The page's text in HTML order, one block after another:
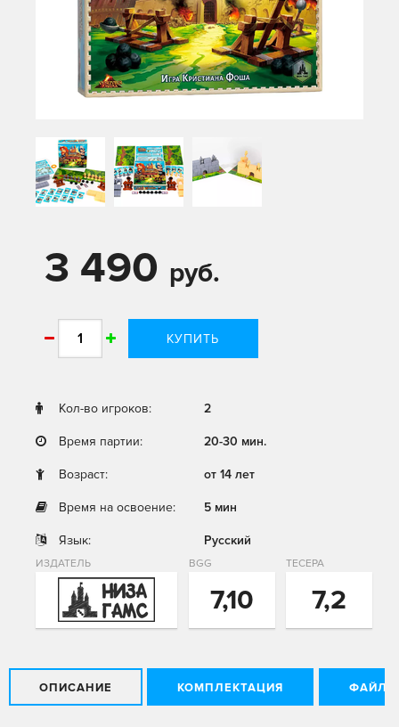
3 490 руб.
КУПИТЬ
Кол-во игроков: 2
Время партии: 20-30 мин.
Возраст: от 14 лет
Время на освоение: 5 мин
Язык: Русский
ИЗДАТЕЛЬ BGG
7,10
ТЕСЕРА
7,2
ОПИСАНИЕ КОМПЛЕКТАЦИЯ ФАЙЛЫ